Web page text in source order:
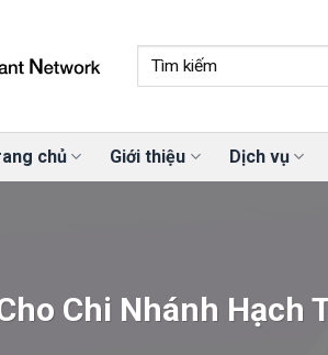
chủ Giới thiệu Dịch vụ
Chi Nhánh Hạch